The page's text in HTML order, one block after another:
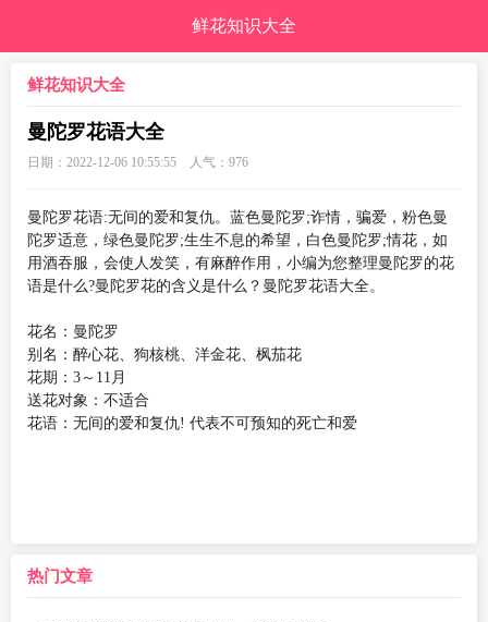
鲜花知识大全
鲜花知识大全
曼陀罗花语大全
日期：2022-12-06 10:55:55 人气： 976
曼陀罗花语:无间的爱和复仇。蓝色曼陀罗;诈情，骗爱，粉色曼
陀罗适意，绿色曼陀罗;生生不息的希望，白色曼陀罗;情花，如
用酒吞服，会使人发笑，有麻醉作用，小编为您整理曼陀罗的花
语是什么?曼陀罗花的含义是什么？曼陀罗花语大全。
花名：曼陀罗
别名：醉心花、狗核桃、洋金花、枫茄花
花期：3～11月
送花对象：不适合
花语：无间的爱和复仇! 代表不可预知的死亡和爱
热门文章